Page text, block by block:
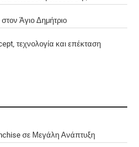
Άγιο Δημήτριο
τεχνολογία και επέκταση
σε Μεγάλη Ανάπτυξη